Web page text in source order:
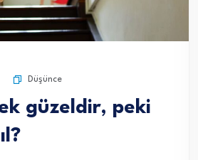
Düşünce
güzeldir, peki